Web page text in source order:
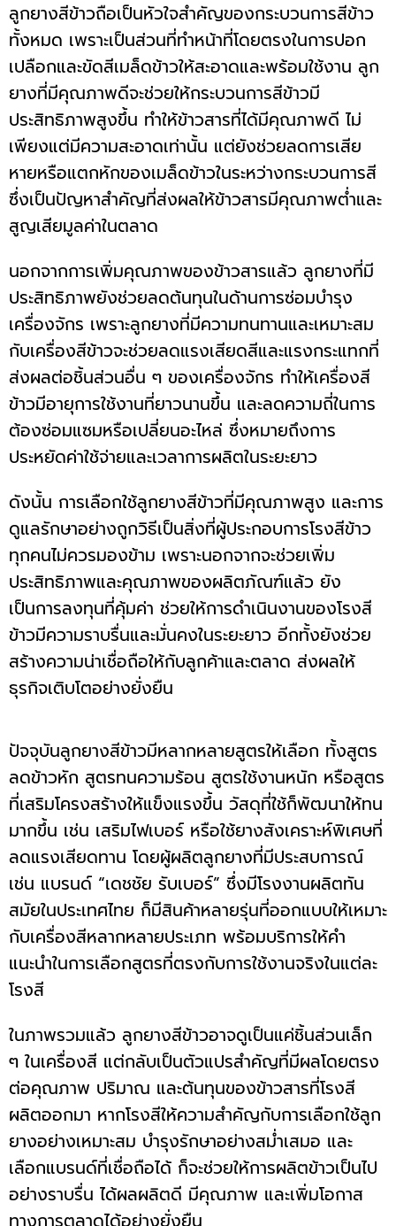
ลูกยางสีข้าวถือเป็นหัวใจสำคัญของกระบวนการสีข้าว
ทั้งหมด เพราะเป็นส่วนที่ทำหน้าที่โดยตรงในการปอก
เปลือกและขัดสีเมล็ดข้าวให้สะอาดและพร้อมใช้งาน ลูก
ยางที่มีคุณภาพดีจะช่วยให้กระบวนการสีข้าวมี
ประสิทธิภาพสูงขึ้น ทำให้ข้าวสารที่ได้มีคุณภาพดี ไม่
เพียงแต่มีความสะอาดเท่านั้น แต่ยังช่วยลดการเสีย
หายหรือแตกหักของเมล็ดข้าวในระหว่างกระบวนการสี
ซึ่งเป็นปัญหาสำคัญที่ส่งผลให้ข้าวสารมีคุณภาพต่ำและ
สูญเสียมูลค่าในตลาด
นอกจากการเพิ่มคุณภาพของข้าวสารแล้ว ลูกยางที่มี
ประสิทธิภาพยังช่วยลดต้นทุนในด้านการซ่อมบำรุง
เครื่องจักร เพราะลูกยางที่มีความทนทานและเหมาะสม
กับเครื่องสีข้าวจะช่วยลดแรงเสียดสีและแรงกระแทกที่
ส่งผลต่อชิ้นส่วนอื่น ๆ ของเครื่องจักร ทำให้เครื่องสี
ข้าวมีอายุการใช้งานที่ยาวนานขึ้น และลดความถี่ในการ
ต้องซ่อมแซมหรือเปลี่ยนอะไหล่ ซึ่งหมายถึงการ
ประหยัดค่าใช้จ่ายและเวลาการผลิตในระยะยาว
ดังนั้น การเลือกใช้ลูกยางสีข้าวที่มีคุณภาพสูง และการ
ดูแลรักษาอย่างถูกวิธีเป็นสิ่งที่ผู้ประกอบการโรงสีข้าว
ทุกคนไม่ควรมองข้าม เพราะนอกจากจะช่วยเพิ่ม
ประสิทธิภาพและคุณภาพของผลิตภัณฑ์แล้ว ยัง
เป็นการลงทุนที่คุ้มค่า ช่วยให้การดำเนินงานของโรงสี
ข้าวมีความราบรื่นและมั่นคงในระยะยาว อีกทั้งยังช่วย
สร้างความน่าเชื่อถือให้กับลูกค้าและตลาด ส่งผลให้
ธุรกิจเติบโตอย่างยั่งยืน
ปัจจุบันลูกยางสีข้าวมีหลากหลายสูตรให้เลือก ทั้งสูตร
ลดข้าวหัก สูตรทนความร้อน สูตรใช้งานหนัก หรือสูตร
ที่เสริมโครงสร้างให้แข็งแรงขึ้น วัสดุที่ใช้ก็พัฒนาให้ทน
มากขึ้น เช่น เสริมไฟเบอร์ หรือใช้ยางสังเคราะห์พิเศษที่
ลดแรงเสียดทาน โดยผู้ผลิตลูกยางที่มีประสบการณ์
เช่น แบรนด์ “เดชชัย รับเบอร์” ซึ่งมีโรงงานผลิตทัน
สมัยในประเทศไทย ก็มีสินค้าหลายรุ่นที่ออกแบบให้เหมาะ
กับเครื่องสีหลากหลายประเภท พร้อมบริการให้คำ
แนะนำในการเลือกสูตรที่ตรงกับการใช้งานจริงในแต่ละ
โรงสี
ในภาพรวมแล้ว ลูกยางสีข้าวอาจดูเป็นแค่ชิ้นส่วนเล็ก
ๆ ในเครื่องสี แต่กลับเป็นตัวแปรสำคัญที่มีผลโดยตรง
ต่อคุณภาพ ปริมาณ และต้นทุนของข้าวสารที่โรงสี
ผลิตออกมา หากโรงสีให้ความสำคัญกับการเลือกใช้ลูก
ยางอย่างเหมาะสม บำรุงรักษาอย่างสม่ำเสมอ และ
เลือกแบรนด์ที่เชื่อถือได้ ก็จะช่วยให้การผลิตข้าวเป็นไป
อย่างราบรื่น ได้ผลผลิตดี มีคุณภาพ และเพิ่มโอกาส
ทางการตลาดได้อย่างยั่งยืน